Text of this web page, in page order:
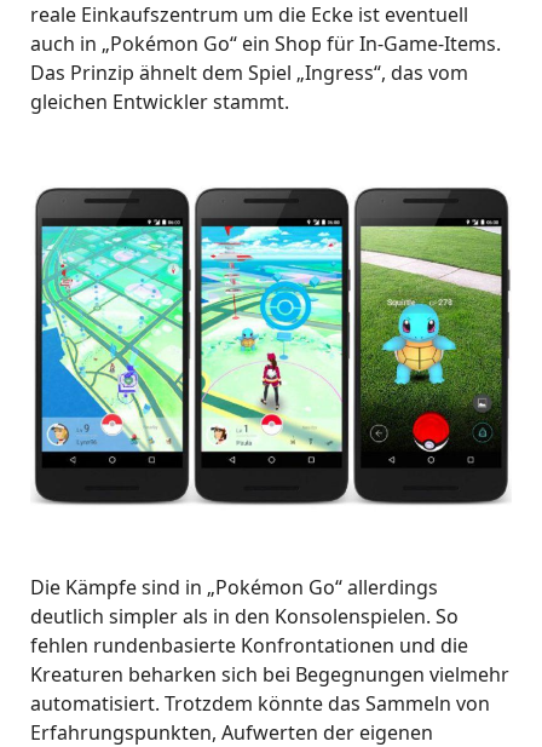
reale Einkaufszentrum um die Ecke ist eventuell
auch in „Pokémon Go“ ein Shop für In-Game-Items.
Das Prinzip ähnelt dem Spiel „Ingress“, das vom
gleichen Entwickler stammt.
Die Kämpfe sind in „Pokémon Go“ allerdings
deutlich simpler als in den Konsolenspielen. So
fehlen rundenbasierte Konfrontationen und die
Kreaturen beharken sich bei Begegnungen vielmehr
automatisiert. Trotzdem könnte das Sammeln von
Erfahrungspunkten, Aufwerten der eigenen